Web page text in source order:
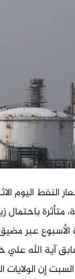
النفط اليوم
متأثرة
عبر
آية الله
إن